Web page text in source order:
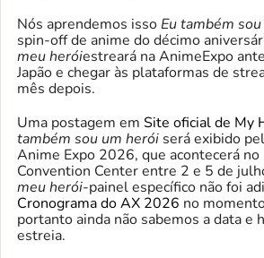
Nós aprendemos isso Eu também
spin-off de anime do décimo
meu heróiestreará na AnimeExpo
Japão e chegar às plataformas de
mês depois.
Uma postagem em Site oficial de My
também sou um herói será exibido
Anime Expo 2026, que acontecerá
Convention Center entre 2 e 5 de
meu herói-painel específico não foi
Cronograma do AX 2026 no
portanto ainda não sabemos a data e
estreia.